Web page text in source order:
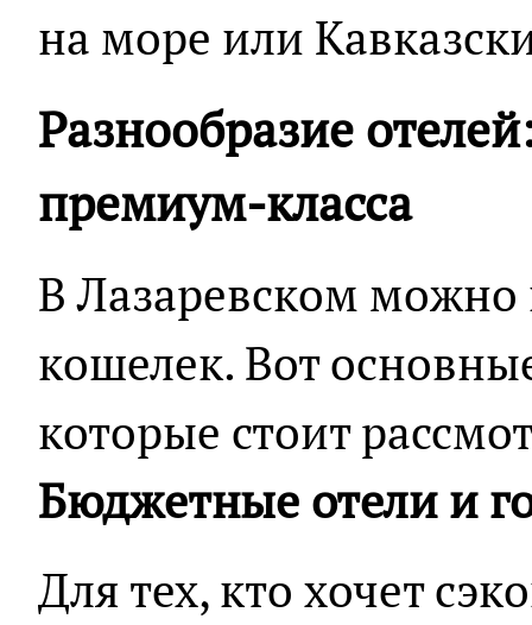
на море или
Разнообразие
премиум-класса
В Лазаревском
кошелек. Вот
которые стоит
Бюджетные отели и
Для тех, кто хочет